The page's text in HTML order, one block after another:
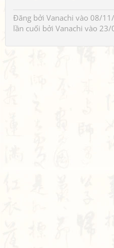
Đăng bởi Vanachi vào 08/
lần cuối bởi Vanachi vào 23/